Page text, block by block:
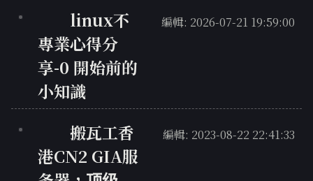
linux不
專業心得分
享-0 開始前的
小知識
編輯: 2026-07-21 19:59:00
搬瓦工香
港CN2 GIA服
編輯: 2023-08-22 22:41:33